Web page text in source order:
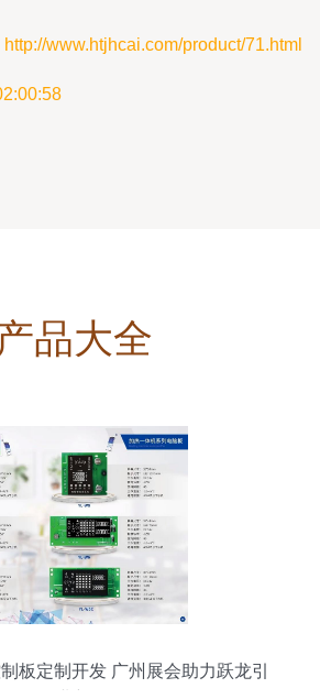
www.htjhcai.com/product/71.html
品大全
板定制开发 广州展会助力跃龙引